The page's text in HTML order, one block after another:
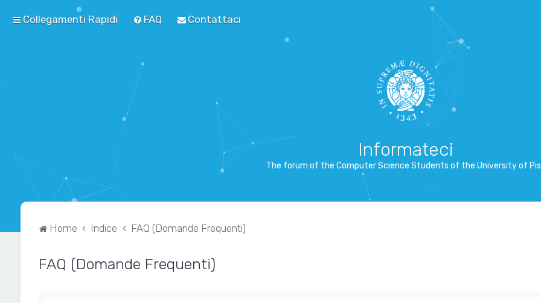
Collegamenti Rapidi FAQ Contattaci
Informateci
The forum of the Computer Science Students of the University of
Home Indice FAQ (Domande Frequenti)
FAQ (Domande Frequenti)